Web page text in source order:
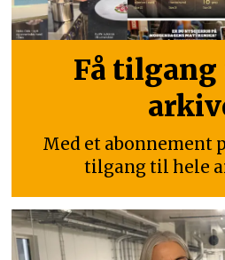
Få
Med et abonnement
tilgang til hele